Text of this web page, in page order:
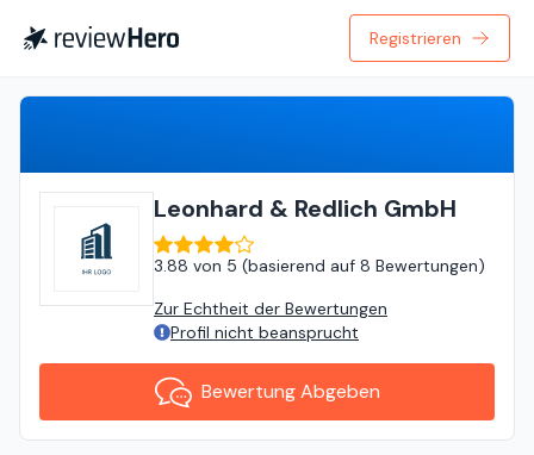
Registrieren
Leonhard & Redlich GmbH
3.88 von 5 (basierend auf 8 Bewertungen)
Zur Echtheit der Bewertungen
Profil nicht beansprucht
Bewertung Abgeben